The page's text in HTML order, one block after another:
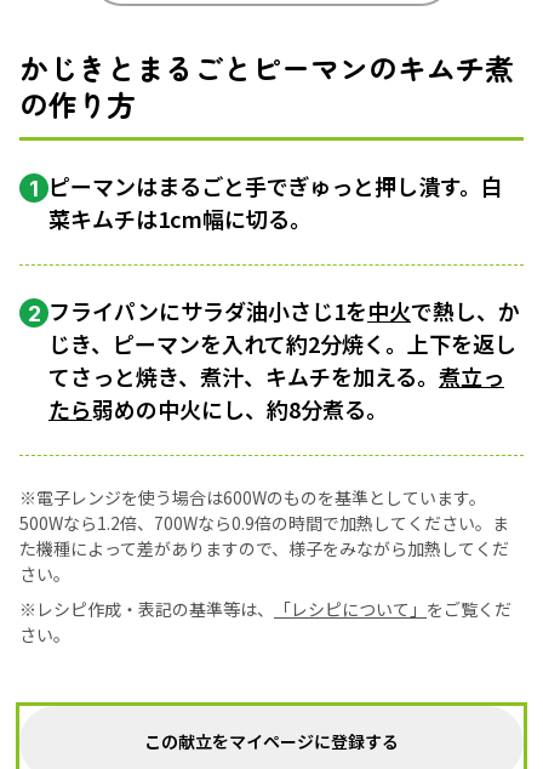
かじきとまるごとピーマンのキムチ煮
の作り方
1 ピーマンはまるごと手でぎゅっと押し潰す。白
菜キムチは1cm幅に切る。
2 フライパンにサラダ油小さじ1を中火で熱し、か
じき、ピーマンを入れて約2分焼く。上下を返し
てさっと焼き、煮汁、キムチを加える。 煮立っ
たら弱めの中火にし、約8分煮る。
※電子レンジを使う場合は600Wのものを基準としています。
500Wなら1.2倍、700Wなら0.9倍の時間で加熱してください。ま
た機種によって差がありますので、様子をみながら加熱してくだ
さい。
※レシピ作成・表記の基準等は、
「レシピについて」 をご覧くだ
さい。
この献立をマイページに登録する